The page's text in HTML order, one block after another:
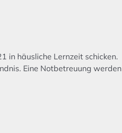
in häusliche Lernzeit schicken.
Eine Notbetreuung werden